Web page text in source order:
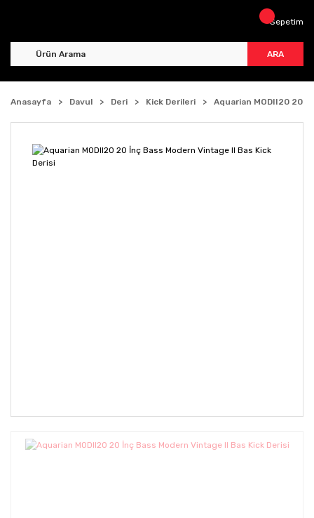
ARA
Sepetim
Anasayfa Davul Deri Kick Derileri Aquarian MODII20 20